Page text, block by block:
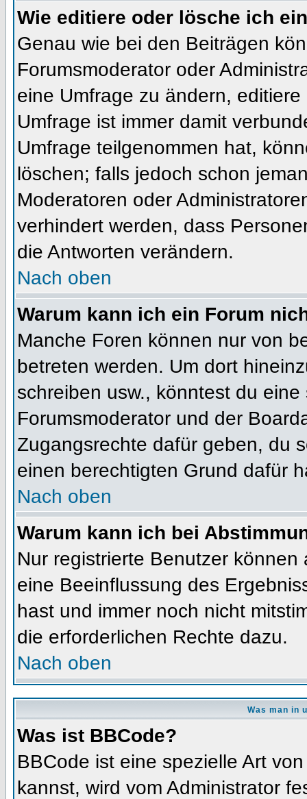
Wie editiere oder lösche ich
Genau wie bei den Beiträgen
Forumsmoderator oder
eine Umfrage zu ändern,
Umfrage ist immer damit
Umfrage teilgenommen hat,
löschen; falls jedoch schon
Moderatoren oder
verhindert werden, dass
die Antworten verändern.
Nach oben
Warum kann ich ein Forum
Manche Foren können nur von
betreten werden. Um dort
schreiben usw., könntest du
Forumsmoderator und der
Zugangsrechte dafür geben, du
einen berechtigten Grund dafür
Nach oben
Warum kann ich bei
Nur registrierte Benutzer
eine Beeinflussung des
hast und immer noch nicht
die erforderlichen Rechte dazu.
Nach oben
Was man in
Was ist BBCode?
BBCode ist eine spezielle Art
kannst, wird vom Administrator